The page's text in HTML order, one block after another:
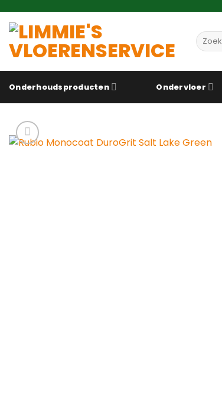
naar
inhoud
Zoeken
naar:
Onderhoudsproducten Ondervloer